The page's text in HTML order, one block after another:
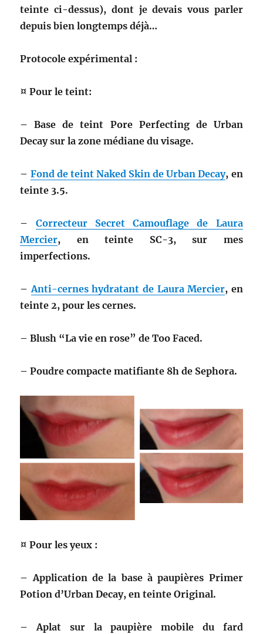
teinte ci-dessus), dont je devais vous parler
depuis bien longtemps déjà…
Protocole expérimental :
¤ Pour le teint:
– Base de teint Pore Perfecting de Urban
Decay sur la zone médiane du visage.
– Fond de teint Naked Skin de Urban Decay, en
teinte 3.5.
– Correcteur Secret Camouflage de Laura
Mercier, en teinte SC-3, sur mes
imperfections.
–Anti-cernes hydratant de Laura Mercier, en
teinte 2, pour les cernes.
– Blush “La vie en rose” de Too Faced.
– Poudre compacte matifiante 8h de Sephora.
¤ Pour les yeux :
– Application de la base à paupières Primer
Potion d’Urban Decay, en teinte Original.
– Aplat sur la paupière mobile du fard